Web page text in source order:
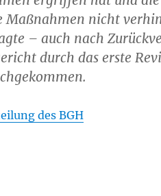
Maßnahmen nicht
– auch nach
durch das erste
des BGH